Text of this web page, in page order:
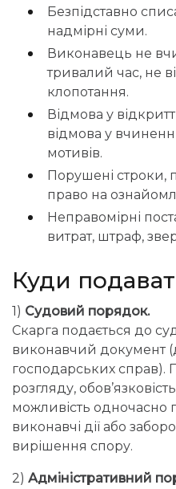
Безпідставно
надмірні суми.
Виконавець не
тривалий час, не
клопотання.
Відмова у
відмова у
мотивів.
Порушені строки,
право на
Неправомірні
витрат, штраф,
Куди
1) Судовий порядок.
Скарга подається до
виконавчий документ
господарських справ).
розгляду,
можливість одночасно
виконавчі дії або
вирішення спору.
2) Адміністративний